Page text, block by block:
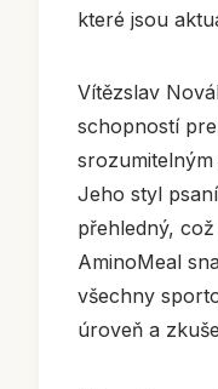
které jsou
Vítězslav
schopností
Jeho styl
přehledný,
AminoMeal
všechny
úroveň a